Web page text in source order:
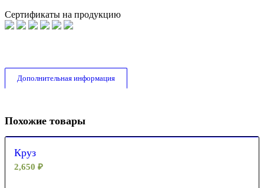
Сертификаты на продукцию
Дополнительная информация
Похожие товары
Круз
2,650 ₽